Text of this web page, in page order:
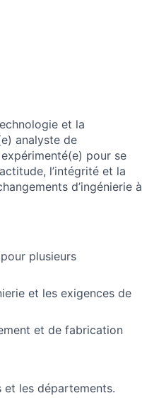
et la
analyste de
pour se
l’intégrité et la
d’ingénierie à
plusieurs
et les exigences de
et de fabrication
et les départements.